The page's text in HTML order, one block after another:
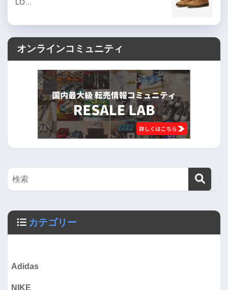
LO…
オンラインコミュニティ
カテゴリー
Adidas
NIKE